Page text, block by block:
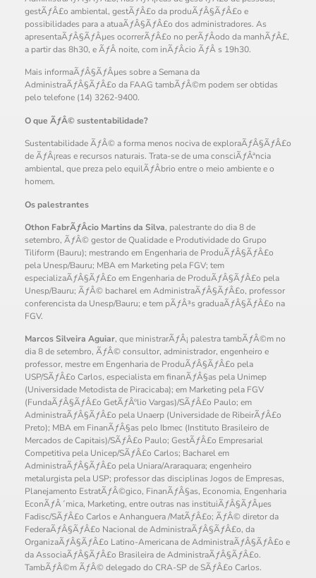
gestÃƒÂ£o ambiental, gestÃƒÂ£o da produÃƒÂ§ÃƒÂ£o e
possibilidades para a atuaÃƒÂ§ÃƒÂ£o dos administradores. As
apresentaÃƒÂ§ÃƒÂµes ocorrerÃƒÂ£o no perÃƒÂ­odo da manhÃƒÂ£,
a partir das 8h30, e ÃƒÂ noite, com inÃƒÂ­cio ÃƒÂ s 19h30.
Mais informaÃƒÂ§ÃƒÂµes sobre a Semana da
AdministraÃƒÂ§ÃƒÂ£o da FAAG tambÃƒÂ©m podem ser obtidas
pelo telefone (14) 3262-9400.
O que ÃƒÂ© sustentabilidade?
Sustentabilidade ÃƒÂ© a forma menos nociva de exploraÃƒÂ§ÃƒÂ£o
de ÃƒÂ¡reas e recursos naturais. Trata-se de uma consciÃƒÂªncia
ambiental, que preza pelo equilÃƒÂ­brio entre o meio ambiente e o
homem.
Os palestrantes
Othon FabrÃƒÂ­cio Martins da Silva, palestrante do dia 8 de
setembro, ÃƒÂ© gestor de Qualidade e Produtividade do Grupo
Tiliform (Bauru); mestrando em Engenharia de ProduÃƒÂ§ÃƒÂ£o
pela Unesp/Bauru; MBA em Marketing pela FGV; tem
especializaÃƒÂ§ÃƒÂ£o em Engenharia de ProduÃƒÂ§ÃƒÂ£o pela
Unesp/Bauru; ÃƒÂ© bacharel em AdministraÃƒÂ§ÃƒÂ£o, professor
conferencista da Unesp/Bauru; e tem pÃƒÂ³s graduaÃƒÂ§ÃƒÂ£o na
FGV.
Marcos Silveira Aguiar, que ministrarÃƒÂ¡ palestra tambÃƒÂ©m no
dia 8 de setembro, ÃƒÂ© consultor, administrador, engenheiro e
professor, mestre em Engenharia de ProduÃƒÂ§ÃƒÂ£o pela
USP/SÃƒÂ£o Carlos, especialista em finanÃƒÂ§as pela Unimep
(Universidade Metodista de Piracicaba); em Marketing pela FGV
(FundaÃƒÂ§ÃƒÂ£o GetÃƒÂºlio Vargas)/SÃƒÂ£o Paulo; em
AdministraÃƒÂ§ÃƒÂ£o pela Unaerp (Universidade de RibeirÃƒÂ£o
Preto); MBA em FinanÃƒÂ§as pelo Ibmec (Instituto Brasileiro de
Mercados de Capitais)/SÃƒÂ£o Paulo; GestÃƒÂ£o Empresarial
Competitiva pela Unicep/SÃƒÂ£o Carlos; Bacharel em
AdministraÃƒÂ§ÃƒÂ£o pela Uniara/Araraquara; engenheiro
metalurgista pela USP; professor das disciplinas Jogos de Empresas,
Planejamento EstratÃƒÂ©gico, FinanÃƒÂ§as, Economia, Engenharia
EconÃƒÂ´mica, Marketing, entre outras nas instituiÃƒÂ§ÃƒÂµes
Fadisc/SÃƒÂ£o Carlos e Anhanguera /MatÃƒÂ£o; ÃƒÂ© diretor da
FederaÃƒÂ§ÃƒÂ£o Nacional de AdministraÃƒÂ§ÃƒÂ£o, da
OrganizaÃƒÂ§ÃƒÂ£o Latino-Americana de AdministraÃƒÂ§ÃƒÂ£o e
da AssociaÃƒÂ§ÃƒÂ£o Brasileira de AdministraÃƒÂ§ÃƒÂ£o.
TambÃƒÂ©m ÃƒÂ© delegado do CRA-SP de SÃƒÂ£o Carlos.